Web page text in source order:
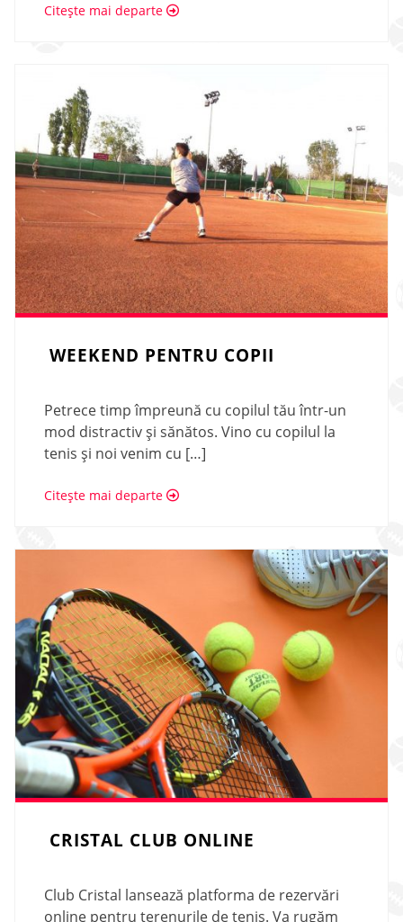
Citește mai departe
WEEKEND PENTRU COPII
Petrece timp împreună cu copilul tău într-un
mod distractiv și sănătos. Vino cu copilul la
tenis și noi venim cu […]
Citește mai departe
CRISTAL CLUB ONLINE
Club Cristal lansează platforma de rezervări
online pentru terenurile de tenis. Va rugăm